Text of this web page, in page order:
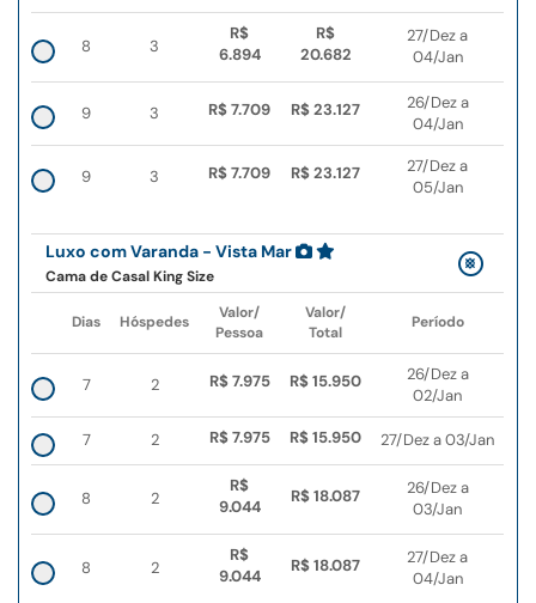
8 3
R$
6.894
R$
20.682
27/Dez a
04/Jan
9 3 R$ 7.709 R$ 23.127
26/Dez a
04/Jan
9 3 R$ 7.709 R$ 23.127
27/Dez a
05/Jan
Luxo com Varanda - Vista Mar
Cama de Casal King Size
Dias Hóspedes
Valor/
Pessoa
Valor/
Total
Período
7 2 R$ 7.975 R$ 15.950
26/Dez a
02/Jan
7 2 R$ 7.975 R$ 15.950 27/Dez a 03/Jan
8 2
R$
9.044
R$ 18.087
26/Dez a
03/Jan
8 2
R$
9.044
R$ 18.087
27/Dez a
04/Jan